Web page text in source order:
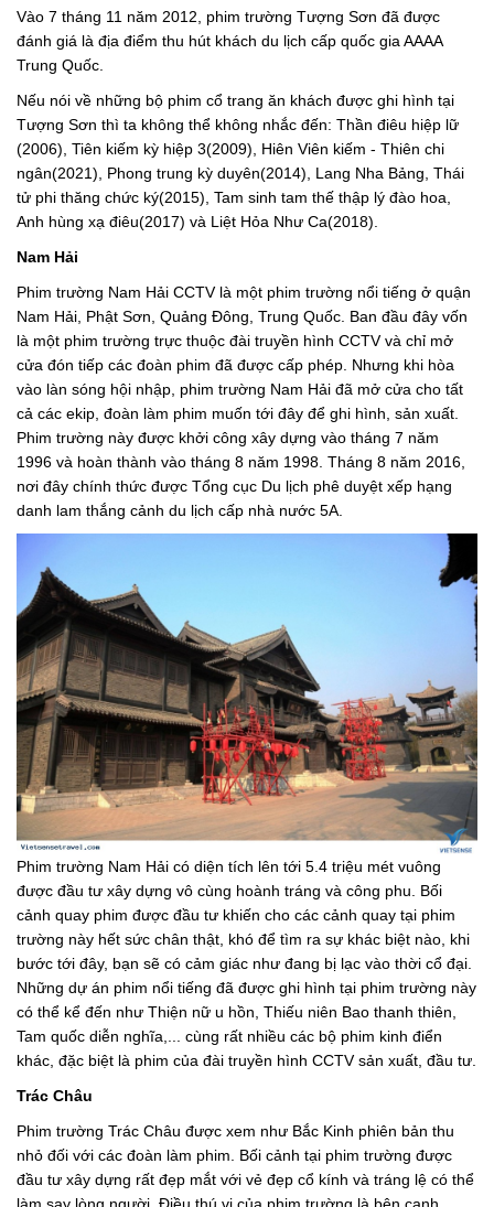
Vào 7 tháng 11 năm 2012, phim trường Tượng Sơn đã được
đánh giá là địa điểm thu hút khách du lịch cấp quốc gia AAAA
Trung Quốc.
Nếu nói về những bộ phim cổ trang ăn khách được ghi hình tại
Tượng Sơn thì ta không thể không nhắc đến: Thần điêu hiệp lữ
(2006), Tiên kiếm kỳ hiệp 3(2009), Hiên Viên kiếm - Thiên chi
ngân(2021), Phong trung kỳ duyên(2014), Lang Nha Bảng, Thái
tử phi thăng chức ký(2015), Tam sinh tam thế thập lý đào hoa,
Anh hùng xạ điêu(2017) và Liệt Hỏa Như Ca(2018).
Nam Hải
Phim trường Nam Hải CCTV là một phim trường nổi tiếng ở quận
Nam Hải, Phật Sơn, Quảng Đông, Trung Quốc. Ban đầu đây vốn
là một phim trường trực thuộc đài truyền hình CCTV và chỉ mở
cửa đón tiếp các đoàn phim đã được cấp phép. Nhưng khi hòa
vào làn sóng hội nhập, phim trường Nam Hải đã mở cửa cho tất
cả các ekip, đoàn làm phim muốn tới đây để ghi hình, sản xuất.
Phim trường này được khởi công xây dựng vào tháng 7 năm
1996 và hoàn thành vào tháng 8 năm 1998. Tháng 8 năm 2016,
nơi đây chính thức được Tổng cục Du lịch phê duyệt xếp hạng
danh lam thắng cảnh du lịch cấp nhà nước 5A.
Phim trường Nam Hải có diện tích lên tới 5.4 triệu mét vuông
được đầu tư xây dựng vô cùng hoành tráng và công phu. Bối
cảnh quay phim được đầu tư khiến cho các cảnh quay tại phim
trường này hết sức chân thật, khó để tìm ra sự khác biệt nào, khi
bước tới đây, bạn sẽ có cảm giác như đang bị lạc vào thời cổ đại.
Những dự án phim nổi tiếng đã được ghi hình tại phim trường này
có thể kể đến như Thiện nữ u hồn, Thiếu niên Bao thanh thiên,
Tam quốc diễn nghĩa,... cùng rất nhiều các bộ phim kinh điển
khác, đặc biệt là phim của đài truyền hình CCTV sản xuất, đầu tư.
Trác Châu
Phim trường Trác Châu được xem như Bắc Kinh phiên bản thu
nhỏ đối với các đoàn làm phim. Bối cảnh tại phim trường được
đầu tư xây dựng rất đẹp mắt với vẻ đẹp cổ kính và tráng lệ có thể